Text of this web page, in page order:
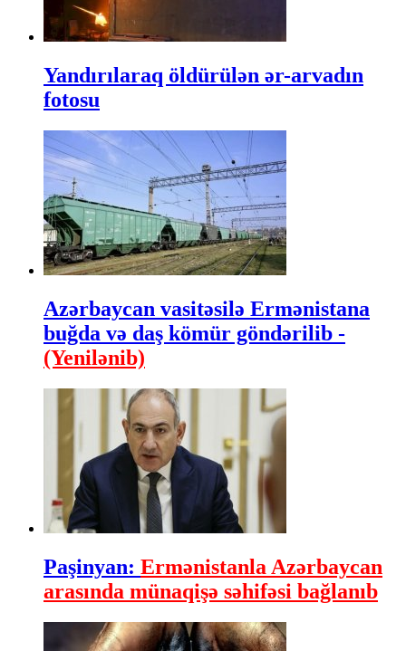
Yandırılaraq öldürülən ər-arvadın
fotosu
Azərbaycan vasitəsilə Ermənistana
buğda və daş kömür göndərilib -
(Yenilənib)
Paşinyan: Ermənistanla Azərbaycan
arasında münaqişə səhifəsi bağlanıb